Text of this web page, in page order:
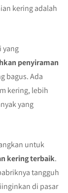
kering adalah
yang
penyiraman
bagus. Ada
kering, lebih
yang
untuk
kering terbaik.
tangguh
di pasar